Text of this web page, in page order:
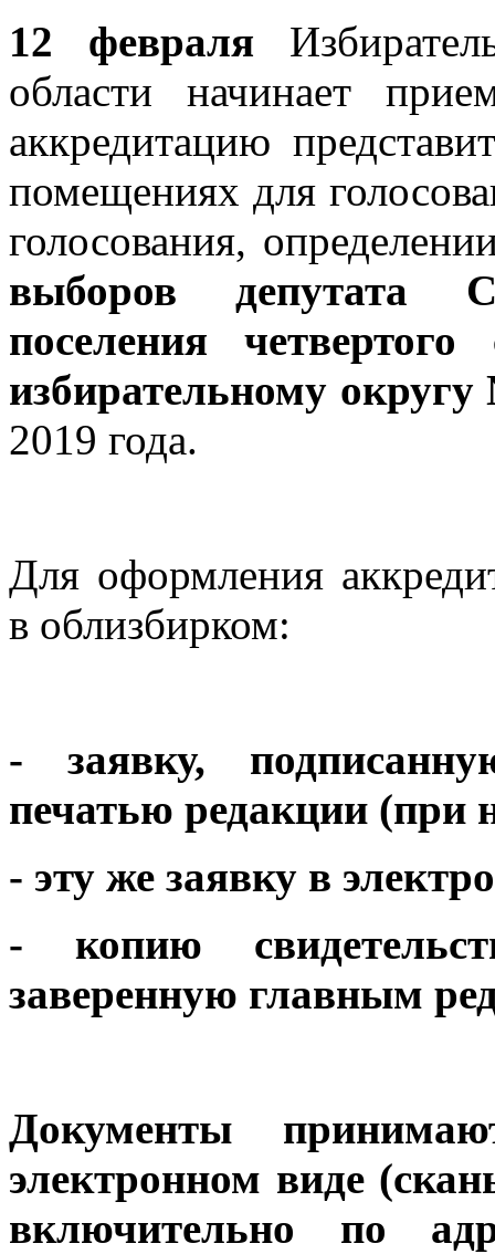
12 февраля
области начинает
аккредитацию
помещениях для
голосования,
выборов депутата
поселения
избирательному
2019 года.
Для оформления
в облизбирком:
- заявку,
печатью редакции (при
- эту же заявку в
- копию
заверенную главным
Документы
электронном виде
включительно по